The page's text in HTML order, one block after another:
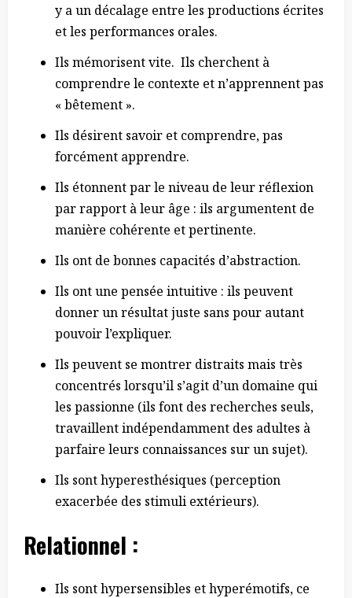
y a un décalage entre les productions écrites
et les performances orales.
Ils mémorisent vite. Ils cherchent à
comprendre le contexte et n’apprennent pas
« bêtement ».
Ils désirent savoir et comprendre, pas
forcément apprendre.
Ils étonnent par le niveau de leur réflexion
par rapport à leur âge : ils argumentent de
manière cohérente et pertinente.
Ils ont de bonnes capacités d’abstraction.
Ils ont une pensée intuitive : ils peuvent
donner un résultat juste sans pour autant
pouvoir l’expliquer.
Ils peuvent se montrer distraits mais très
concentrés lorsqu’il s’agit d’un domaine qui
les passionne (ils font des recherches seuls,
travaillent indépendamment des adultes à
parfaire leurs connaissances sur un sujet).
Ils sont hyperesthésiques (perception
exacerbée des stimuli extérieurs).
Relationnel :
Ils sont hypersensibles et hyperémotifs, ce